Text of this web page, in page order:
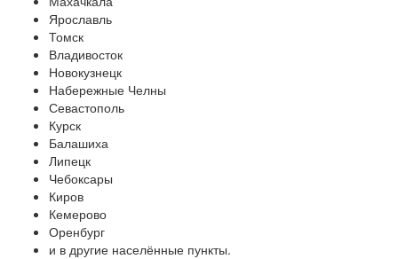
Ярославль
Томск
Владивосток
Новокузнецк
Набережные Челны
Севастополь
Курск
Балашиха
Липецк
Чебоксары
Киров
Кемерово
Оренбург
и в другие населённые пункты.